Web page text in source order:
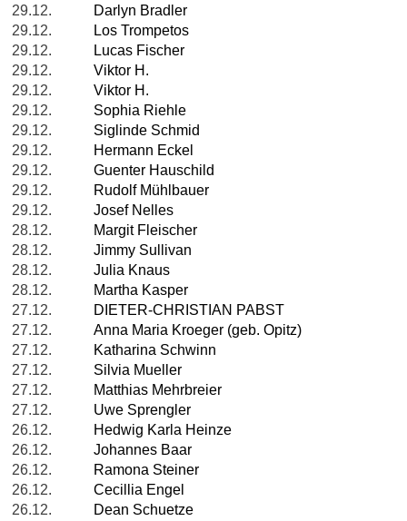
29.12.
Darlyn Bradler
29.12.
Los Trompetos
29.12.
Lucas Fischer
29.12.
Viktor H.
29.12.
Viktor H.
29.12.
Sophia Riehle
29.12.
Siglinde Schmid
29.12.
Hermann Eckel
29.12.
Guenter Hauschild
29.12.
Rudolf Mühlbauer
29.12.
Josef Nelles
28.12.
Margit Fleischer
28.12.
Jimmy Sullivan
28.12.
Julia Knaus
28.12.
Martha Kasper
27.12.
DIETER-CHRISTIAN PABST
27.12.
Anna Maria Kroeger (geb. Opitz)
27.12.
Katharina Schwinn
27.12.
Silvia Mueller
27.12.
Matthias Mehrbreier
27.12.
Uwe Sprengler
26.12.
Hedwig Karla Heinze
26.12.
Johannes Baar
26.12.
Ramona Steiner
26.12.
Cecillia Engel
26.12.
Dean Schuetze